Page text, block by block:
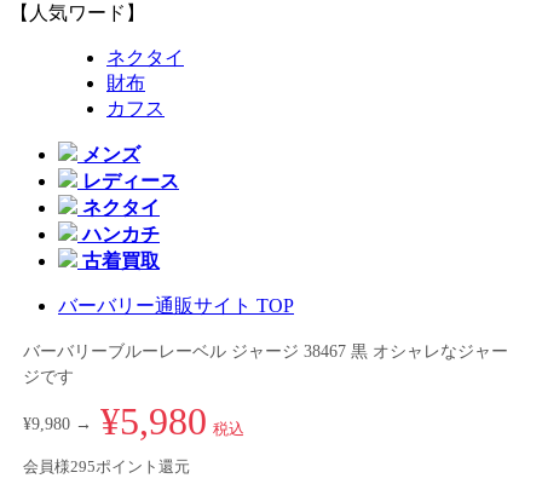
【人気ワード】
ネクタイ
財布
カフス
メンズ
レディース
ネクタイ
ハンカチ
古着買取
バーバリー通販サイト TOP
バーバリーブルーレーベル ジャージ 38467 黒 オシャレなジャー
ジです
¥9,980 → ¥5,980 税込
会員様295ポイント還元